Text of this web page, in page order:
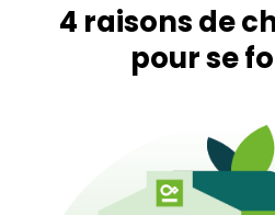
4 raisons de
pour se